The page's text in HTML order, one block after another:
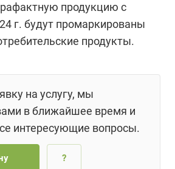
продукцию с
г. будут промаркированы
продукты.
на услугу, мы
в ближайшее время и
интересующие вопросы.
?